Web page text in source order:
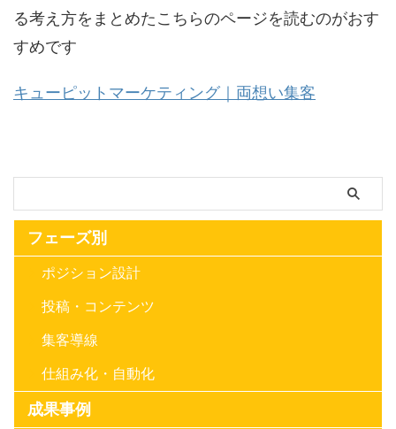
る考え方をまとめたこちらのページを読むのがおす
すめです
キューピットマーケティング｜両想い集客
フェーズ別
ポジション設計
投稿・コンテンツ
集客導線
仕組み化・自動化
成果事例